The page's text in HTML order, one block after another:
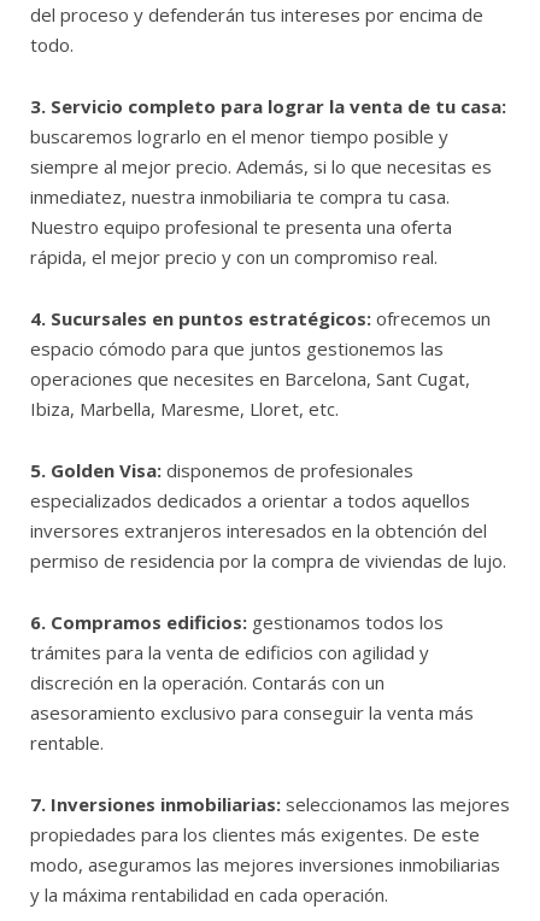
del proceso y defenderán tus intereses por encima de
todo.
3. Servicio completo para lograr la venta de tu casa:
buscaremos lograrlo en el menor tiempo posible y
siempre al mejor precio. Además, si lo que necesitas es
inmediatez, nuestra inmobiliaria te compra tu casa.
Nuestro equipo profesional te presenta una oferta
rápida, el mejor precio y con un compromiso real.
4. Sucursales en puntos estratégicos: ofrecemos un
espacio cómodo para que juntos gestionemos las
operaciones que necesites en Barcelona, Sant Cugat,
Ibiza, Marbella, Maresme, Lloret, etc.
5. Golden Visa: disponemos de profesionales
especializados dedicados a orientar a todos aquellos
inversores extranjeros interesados en la obtención del
permiso de residencia por la compra de viviendas de lujo.
6. Compramos edificios: gestionamos todos los
trámites para la venta de edificios con agilidad y
discreción en la operación. Contarás con un
asesoramiento exclusivo para conseguir la venta más
rentable.
7. Inversiones inmobiliarias: seleccionamos las mejores
propiedades para los clientes más exigentes. De este
modo, aseguramos las mejores inversiones inmobiliarias
y la máxima rentabilidad en cada operación.